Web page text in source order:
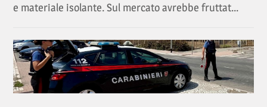
e materiale isolante. Sul mercato avrebbe fruttat...